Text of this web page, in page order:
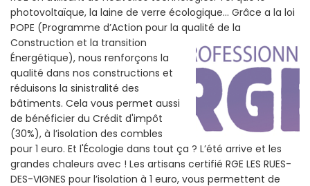
photovoltaïque, la laine de verre écologique... Grâce a la loi
POPE (Programme d’Action pour la qualité de la
Construction et la transition
Énergétique), nous renforçons la
qualité dans nos constructions et
réduisons la sinistralité des
bâtiments. Cela vous permet aussi
de bénéficier du Crédit d'impôt
(30%), à l’isolation des combles
pour 1 euro. Et l'Écologie dans tout ça ? L’été arrive et les
grandes chaleurs avec ! Les artisans certifié RGE LES RUES-
DES-VIGNES pour l’isolation à 1 euro, vous permettent de